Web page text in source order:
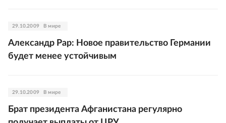
29.10.2009 В мире
Александр Рар: Новое правительство Германии
будет менее устойчивым
29.10.2009 В мире
Брат президента Афганистана регулярно